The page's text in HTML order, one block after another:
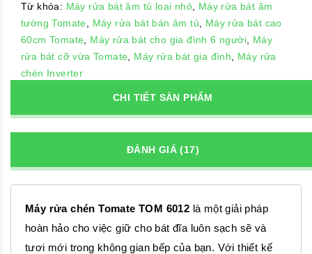
Từ khóa: Máy rửa bát âm tủ loại nhỏ
Máy rửa bát âm
tường Tomate
Máy rửa bát bán âm tủ
Máy rửa bát cao
60cm Tomate
Máy rửa bát cho gia đình 6 người
Máy
rửa bát cỡ vừa Tomate
Máy rửa bát gia đình
Máy rửa
chén Inverter
CHI TIẾT SẢN PHẨM
ĐÁNH GIÁ (17)
Máy rửa chén Tomate TOM 6012 là một giải pháp
hoàn hảo cho việc giữ cho bát đĩa luôn sạch sẽ và
tươi mới trong không gian bếp của bạn. Với thiết kế